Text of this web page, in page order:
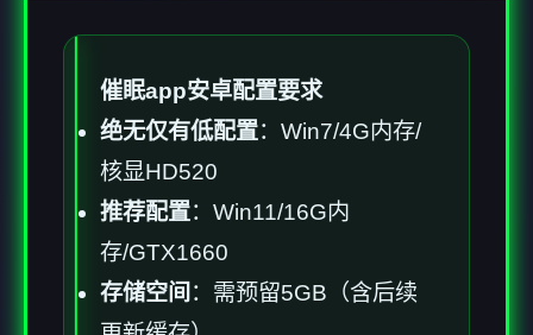
催眠app安卓配置要求
​绝无仅有低配置​​：Win7/4G内存/
核显HD520
​推荐配置​​：Win11/16G内
存/GTX1660
​存储空间​ ​：需预留5GB（含后续